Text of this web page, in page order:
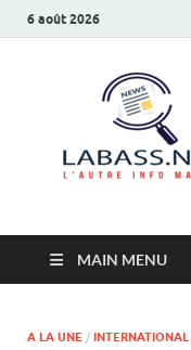
6 août 2026
MAIN MENU
A LA UNE / INTERNATIONAL